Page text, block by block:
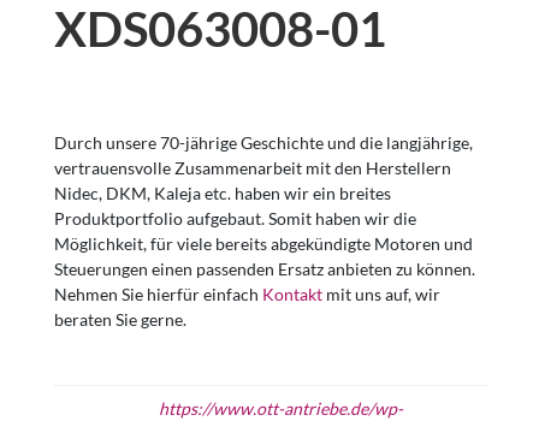
XDS063008-01
Durch unsere 70-jährige Geschichte und die langjährige,
vertrauensvolle Zusammenarbeit mit den Herstellern
Nidec, DKM, Kaleja etc. haben wir ein breites
Produktportfolio aufgebaut. Somit haben wir die
Möglichkeit, für viele bereits abgekündigte Motoren und
Steuerungen einen passenden Ersatz anbieten zu können.
Nehmen Sie hierfür einfach Kontaktmit uns auf, wir
beraten Sie gerne.
https://www.ott-antriebe.de/wp-